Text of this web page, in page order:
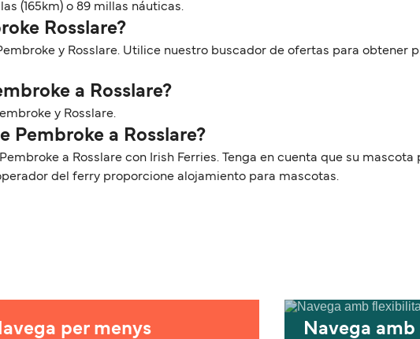
(165km) o 89 millas náuticas.
Rosslare?
y Rosslare. Utilice nuestro buscador de ofertas para obtener
a Rosslare?
y Rosslare.
Pembroke a Rosslare?
a Rosslare con Irish Ferries. Tenga en cuenta que su mascota
del ferry proporcione alojamiento para mascotas.
per menys Navega